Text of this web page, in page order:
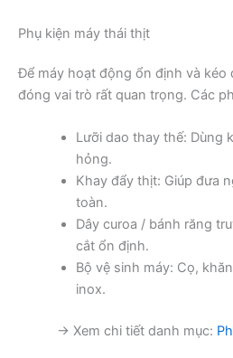
Phụ kiện máy thái thịt
Để máy hoạt động ổn định và kéo
đóng vai trò rất quan trọng. Các
Lưỡi dao thay thế: Dùng
hỏng.
Khay đẩy thịt: Giúp đưa
toàn.
Dây curoa / bánh răng
cắt ổn định.
Bộ vệ sinh máy: Cọ,
inox.
→ Xem chi tiết danh mục: